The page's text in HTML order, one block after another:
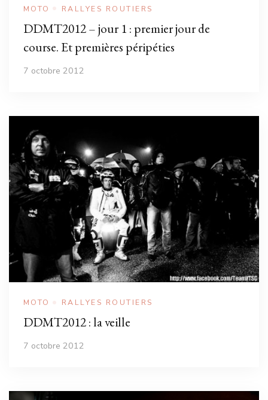
MOTO RALLYES ROUTIERS
DDMT2012 – jour 1 : premier jour de
course. Et premières péripéties
7 octobre 2012
MOTO RALLYES ROUTIERS
DDMT2012 : la veille
7 octobre 2012